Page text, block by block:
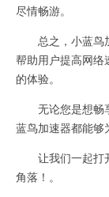
尽情畅游。
总之，小蓝鸟加
帮助用户提高网络
的体验。
无论您是想畅
蓝鸟加速器都能够
让我们一起打开
角落！。